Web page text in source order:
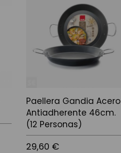
Paellera Gandia Acero
Antiadherente 46cm.
(12 Personas)
29,60 €